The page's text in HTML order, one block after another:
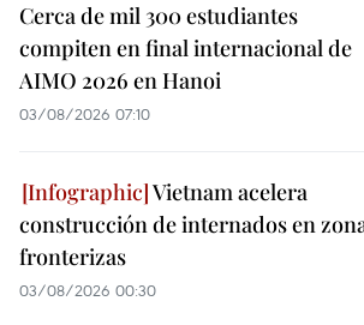
Cerca de mil 300 estudiantes
compiten en final internacional de
AIMO 2026 en Hanoi
03/08/2026 07:10
Vietnam acelera
construcción de internados en
fronterizas
03/08/2026 00:30